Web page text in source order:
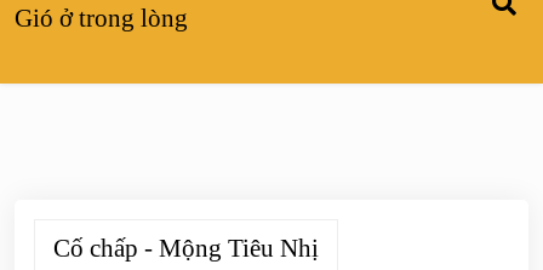
Gió ở trong lòng
Cố chấp - Mộng Tiêu Nhị